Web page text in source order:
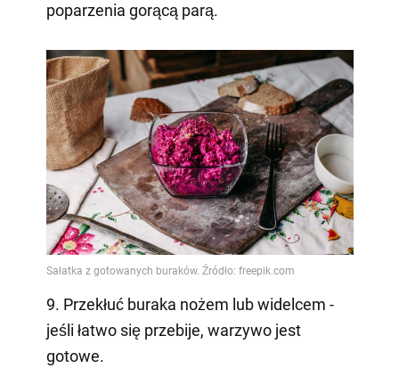
poparzenia gorącą parą.
9. Przekłuć buraka nożem lub widelcem -
jeśli łatwo się przebije, warzywo jest
gotowe.